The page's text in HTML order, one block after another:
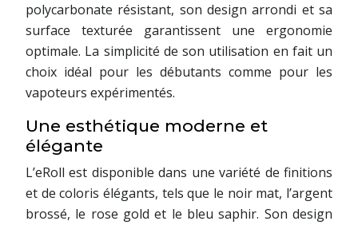
polycarbonate résistant, son design arrondi et sa
surface texturée garantissent une ergonomie
optimale. La simplicité de son utilisation en fait un
choix idéal pour les débutants comme pour les
vapoteurs expérimentés.
Une esthétique moderne et
élégante
L’eRoll est disponible dans une variété de finitions
et de coloris élégants, tels que le noir mat, l’argent
brossé, le rose gold et le bleu saphir. Son design